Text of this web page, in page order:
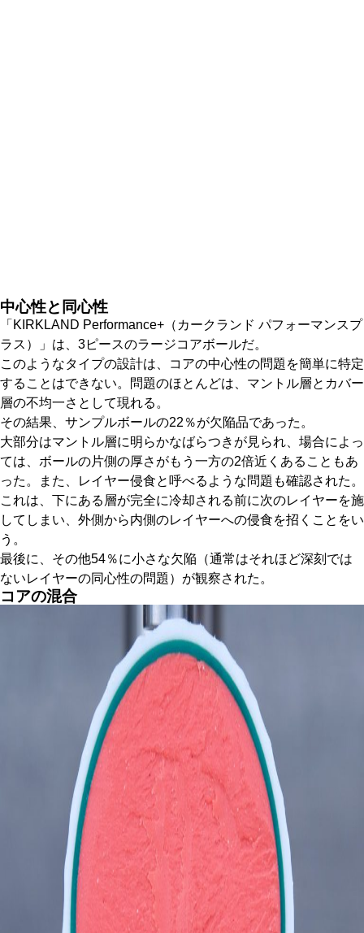
中心性と同心性
「KIRKLAND Performance+（カークランド パフォーマンスプ
ラス）」は、3ピースのラージコアボールだ。
このようなタイプの設計は、コアの中心性の問題を簡単に特定
することはできない。問題のほとんどは、マントル層とカバー
層の不均一さとして現れる。
その結果、サンプルボールの22％が欠陥品であった。
大部分はマントル層に明らかなばらつきが見られ、場合によっ
ては、ボールの片側の厚さがもう一方の2倍近くあることもあ
った。また、レイヤー侵食と呼べるような問題も確認された。
これは、下にある層が完全に冷却される前に次のレイヤーを施
してしまい、外側から内側のレイヤーへの侵食を招くことをい
う。
最後に、その他54％に小さな欠陥（通常はそれほど深刻では
ないレイヤーの同心性の問題）が観察された。
コアの混合